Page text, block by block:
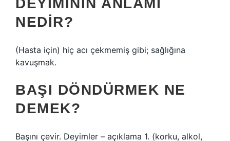
DEYIMININ ANLAMI
NEDIR?
(Hasta için) hiç acı çekmemiş gibi; sağlığına
kavuşmak.
BAŞI DÖNDÜRMEK NE
DEMEK?
Başını çevir. Deyimler – açıklama 1. (korku, alkol,